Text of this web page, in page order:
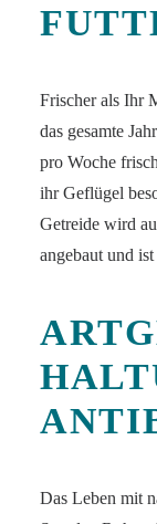
Frischer als Ihr
das gesamte
pro Woche
ihr Geflügel
Getreide wird
angebaut und
Das Leben mit